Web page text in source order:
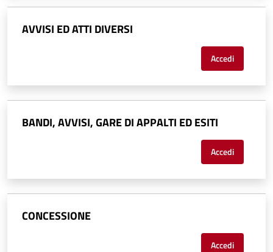
AVVISI ED ATTI DIVERSI
Accedi
BANDI, AVVISI, GARE DI APPALTI ED ESITI
Accedi
CONCESSIONE
Accedi